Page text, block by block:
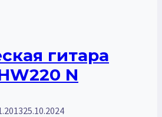
гитара
N
25.10.2024